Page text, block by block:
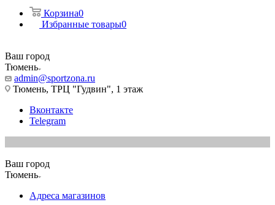
Корзина0
Избранные товары0
Ваш город
Тюмень
admin@sportzona.ru
Тюмень, ТРЦ "Гудвин", 1 этаж
Вконтакте
Telegram
Ваш город
Тюмень
Адреса магазинов